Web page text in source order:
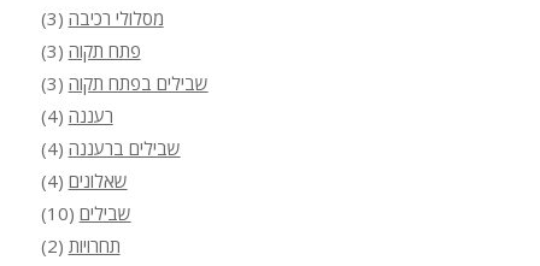
מסלולי רכיבה (3)
פתח תקוה (3)
שבילים בפתח תקוה (3)
רעננה (4)
שבילים ברעננה (4)
שאלונים (4)
שבילים (10)
תחרויות (2)